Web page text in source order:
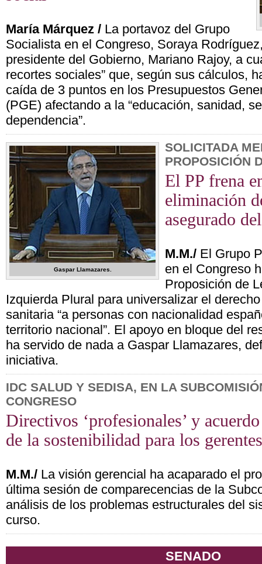
María Márquez / La portavoz del Grupo
Socialista en el Congreso, Soraya
presidente del Gobierno, Mariano Rajoy, a
recortes sociales” que, según sus cálculos,
caída de 3 puntos en los Presupuestos
(PGE) afectando a la “educación, sanidad,
dependencia”.
Gaspar Llamazares.
SOLICITADA
PROPOSICIÓN
El PP frena
eliminación
asegurado
M.M./ El Grupo
en el Congreso
Proposición de
Izquierda Plural para universalizar el
sanitaria “a personas con nacionalidad
territorio nacional”. El apoyo en bloque del
ha servido de nada a Gaspar Llamazares,
iniciativa.
IDC SALUD Y SEDISA, EN LA
CONGRESO
Directivos ‘profesionales’ y
de la sostenibilidad para los
M.M./ La visión gerencial ha acaparado el
última sesión de comparecencias de la
análisis de los problemas estructurales del
curso.
SENADO